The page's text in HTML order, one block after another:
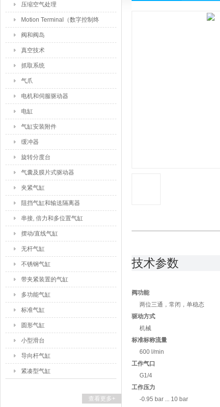
压缩空气处理
Motion Terminal（数字控制终
端）
阀和阀岛
真空技术
抓取系统
气爪
电机和伺服驱动器
电缸
气缸安装附件
缓冲器
旋转分度台
气囊及膜片式驱动器
夹紧气缸
阻挡气缸和输送隔离器
串接, 倍力和多位置气缸
摆动/直线气缸
无杆气缸
不锈钢气缸
带夹紧装置的气缸
多功能气缸
标准气缸
圆形气缸
小型滑台
导向杆气缸
紧凑型气缸
查看更多+
技术参数
阀功能
两位三通，常闭，单稳态
驱动方式
机械
标准标称流量
600 l/min
工作气口
G1/4
工作压力
-0.95 bar ... 10 bar